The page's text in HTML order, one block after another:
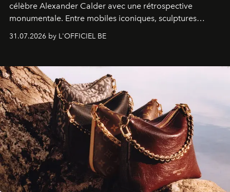
célèbre Alexander Calder avec une rétrospective
monumentale. Entre mobiles iconiques, sculptures
monumentales et poésie du mouvement, l'artiste
américain investit les espaces imaginés par Frank Gehry
sculpture.
31.07.2026 by L'OFFICIEL BE